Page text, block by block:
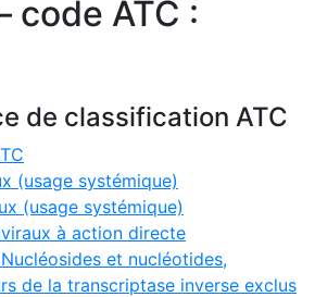
code ATC :
de classification ATC
(usage systémique)
(usage systémique)
à action directe
et nucléotides,
de la transcriptase inverse exclus